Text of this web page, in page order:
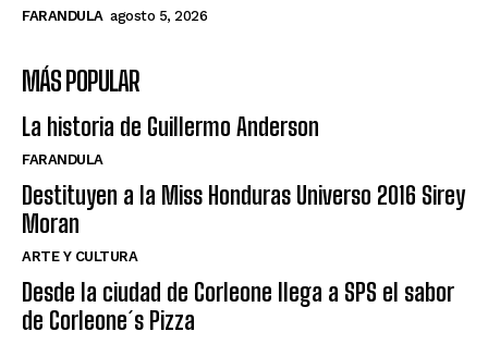
FARANDULA agosto 5, 2026
MÁS POPULAR
La historia de Guillermo Anderson
FARANDULA
Destituyen a la Miss Honduras Universo 2016 Sirey
Moran
ARTE Y CULTURA
Desde la ciudad de Corleone llega a SPS el sabor
de Corleone´s Pizza